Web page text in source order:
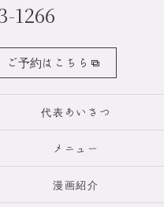
1266
ご予約はこちら
代表あいさつ
メニュー
漫画紹介